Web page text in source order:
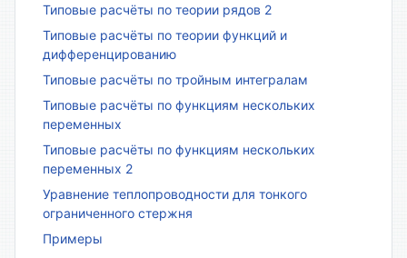
Типовые расчёты по теории рядов 2
Типовые расчёты по теории функций и
дифференцированию
Типовые расчёты по тройным интегралам
Типовые расчёты по функциям нескольких
переменных
Типовые расчёты по функциям нескольких
переменных 2
Уравнение теплопроводности для тонкого
ограниченного стержня
Примеры